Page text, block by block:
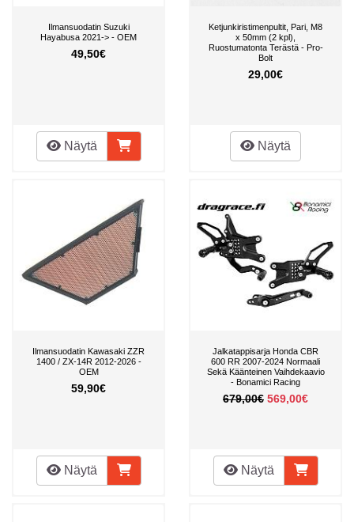
Ilmansuodatin Suzuki
Hayabusa 2021-> - OEM
49,50€
Näytä
Ketjunkiristimenpultit, Pari, M8
x 50mm (2 kpl),
Ruostumatonta Terästä - Pro-
Bolt
29,00€
Näytä
Ilmansuodatin Kawasaki ZZR
1400 / ZX-14R 2012-2026 -
OEM
59,90€
Näytä
Jalkatappisarja Honda CBR
600 RR 2007-2024 Normaali
Sekä Käänteinen Vaihdekaavio
- Bonamici Racing
679,00€ 569,00€
Näytä